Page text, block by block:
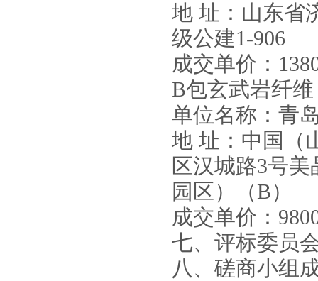
地 址：山东省
级公建1-906
成交单价：
B包玄武岩纤
单位名称：青
地 址：中国（
区汉城路3号
园区）（B）
成交单价：
七、评标委员
八、磋商小组